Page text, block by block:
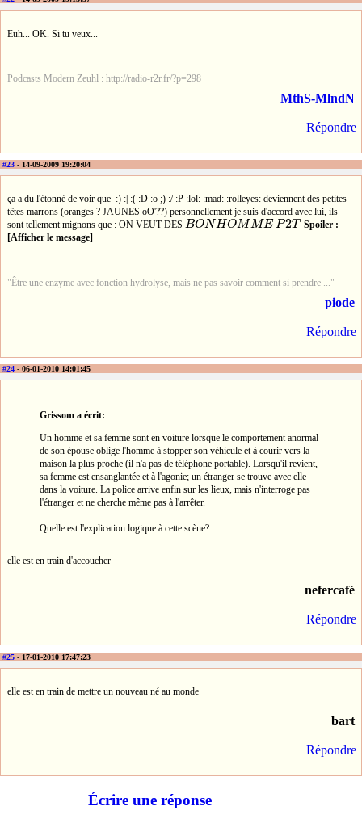
Euh... OK. Si tu veux...
Podcasts Modern Zeuhl : http://radio-r2r.fr/?p=298
MthS-MlndN
Répondre
#23 - 14-09-2009 19:20:04
ça a du l'étonné de voir que :) :| :( :D :o ;) :/ :P :lol: :mad: :rolleyes: deviennent des petites
têtes marrons (oranges ? JAUNES oO'??) personnellement je suis d'accord avec lui, ils
sont tellement mignons que : ON VEUT DES BONHOMME
BONHOMME P2T
P2T
Spoiler :
[Afficher le message]
"Être une enzyme avec fonction hydrolyse, mais ne pas savoir comment si prendre ..."
piode
Répondre
#24 - 06-01-2010 14:01:45
Grissom a écrit:
Un homme et sa femme sont en voiture lorsque le comportement anormal
de son épouse oblige l'homme à stopper son véhicule et à courir vers la
maison la plus proche (il n'a pas de téléphone portable). Lorsqu'il revient,
sa femme est ensanglantée et à l'agonie; un étranger se trouve avec elle
dans la voiture. La police arrive enfin sur les lieux, mais n'interroge pas
l'étranger et ne cherche même pas à l'arrêter.
Quelle est l'explication logique à cette scène?
elle est en train d'accoucher
nefercafé
Répondre
#25 - 17-01-2010 17:47:23
elle est en train de mettre un nouveau né au monde
bart
Répondre
Écrire une réponse